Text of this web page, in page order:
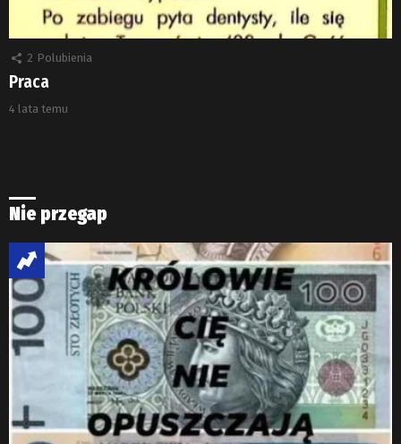
2 Polubienia
Praca
4 lata temu
Nie przegap